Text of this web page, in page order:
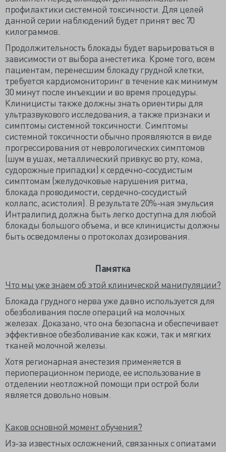
профилактики системной токсичности. Для целей
данной серии наблюдений будет принят вес 70
килограммов.
Продолжительность блокады будет варьироваться в
зависимости от выбора анестетика. Кроме того, всем
пациентам, перенесшим блокаду грудной клетки,
требуется кардиомониторинг в течение как минимум
30 минут после инъекции и во время процедуры.
Клиницисты также должны знать ориентиры для
ультразвукового исследования, а также признаки и
симптомы системной токсичности. Симптомы
системной токсичности обычно проявляются в виде
прогрессирования от неврологических симптомов
(шум в ушах, металлический привкус во рту, кома,
судорожные припадки) к сердечно-сосудистым
симптомам (желудочковые нарушения ритма,
блокада проводимости, сердечно-сосудистый
коллапс, асистолия). В результате 20%-ная эмульсия
Интралипид должна быть легко доступна для любой
блокады большого объема, и все клиницисты должны
быть осведомлены о протоколах дозирования.
Памятка
Что мы уже знаем об этой клинической манипуляции?
Блокада грудного нерва уже давно используется для
обезболивания после операций на молочных
железах. Доказано, что она безопасна и обеспечивает
эффективное обезболивание как кожи, так и мягких
тканей молочной железы.
Хотя регионарная анестезия применяется в
периоперационном периоде, ее использование в
отделении неотложной помощи при острой боли
является довольно новым.
Каков основной момент обучения?
Из-за известных осложнений, связанных с опиатами